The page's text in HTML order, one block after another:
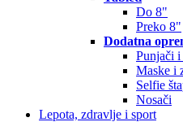
Do 8"
Preko 8"
Dodatna
Punjači
Maske i
Selfie
Nosači
Lepota, zdravlje i sport